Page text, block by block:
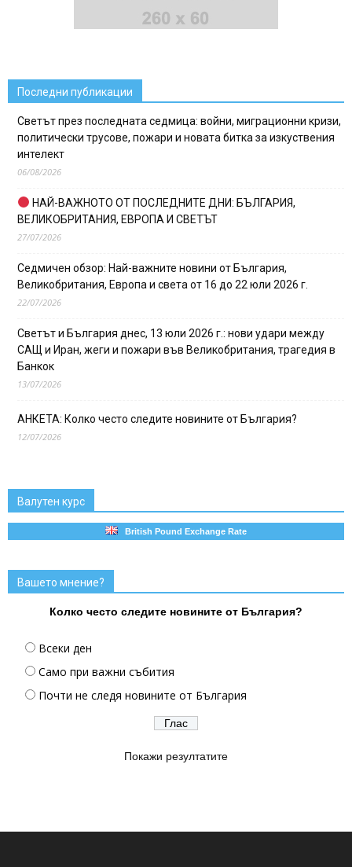
Последни публикации
Светът през последната седмица: войни, миграционни кризи,
политически трусове, пожари и новата битка за изкуствения
интелект
06/08/2026
НАЙ-ВАЖНОТО ОТ ПОСЛЕДНИТЕ ДНИ: БЪЛГАРИЯ,
ВЕЛИКОБРИТАНИЯ, ЕВРОПА И СВЕТЪТ
27/07/2026
Седмичен обзор: Най-важните новини от България,
Великобритания, Европа и света от 16 до 22 юли 2026 г.
22/07/2026
Светът и България днес, 13 юли 2026 г.: нови удари между
САЩ и Иран, жеги и пожари във Великобритания, трагедия в
Банкок
13/07/2026
АНКЕТА: Колко често следите новините от България?
12/07/2026
Валутен курс
British Pound Exchange Rate
Вашето мнение?
Колко често следите новините от България?
Всеки ден
Само при важни събития
Почти не следя новините от България
Покажи резултатите